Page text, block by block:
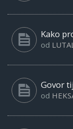
Kako
od
Govor
od